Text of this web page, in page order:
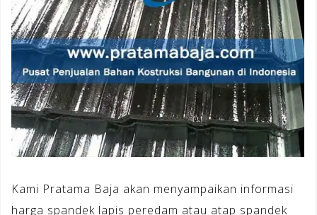
Kami Pratama Baja akan menyampaikan informasi
harga spandek lapis peredam atau atap spandek